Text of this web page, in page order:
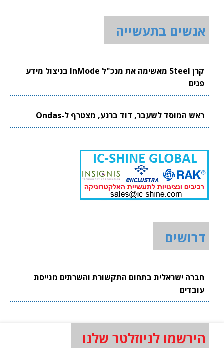
אנשים בתעשייה
קרן Steel מאשימה את מנכ"ל InMode בניצול מידע
פנים
ראש המוסד לשעבר, דוד ברנע, מצטרף ל-Ondas
דרושים
חברה ישראלית בתחום התקשורת והשרתים מגייסת
עובדים
הירשמו לניוזלטר שלנו